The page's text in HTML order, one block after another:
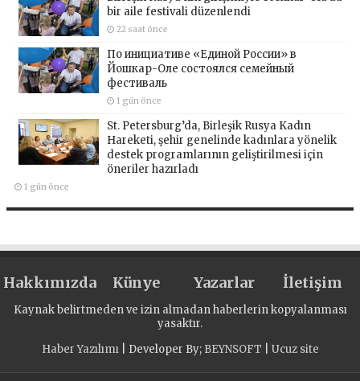
bir aile festivali düzenlendi
22 saat önce
По инициативе «Единой России» в
Йошкар-Оле состоялся семейный
фестиваль
1 gün önce
St. Petersburg’da, Birleşik Rusya Kadın
Hareketi, şehir genelinde kadınlara yönelik
destek programlarının geliştirilmesi için
öneriler hazırladı
1 gün önce
Hakkımızda Künye Yazarlar İletişim
Kaynak belirtmeden ve izin almadan haberlerin kopyalanması
yasaktır.
Haber Yazılımı| Developer By; BEYNSOFT Ucuz site